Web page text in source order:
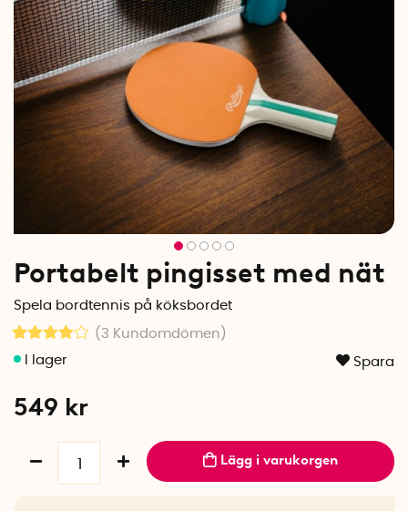
Portabelt pingisset med nät
Spela bordtennis på köksbordet
(3 Kundomdömen )
Spara
549 kr
Lägg i varukorgen